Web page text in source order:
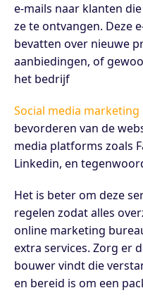
e-mails naar klanten
ze te ontvangen. Deze
bevatten over nieuwe
aanbiedingen, of
het bedrijf
Social media marketing
bevorderen van de
media platforms zoals
Linkedin, en
Het is beter om deze
regelen zodat alles
online marketing
extra services. Zorg er
bouwer vindt die
en bereid is om een